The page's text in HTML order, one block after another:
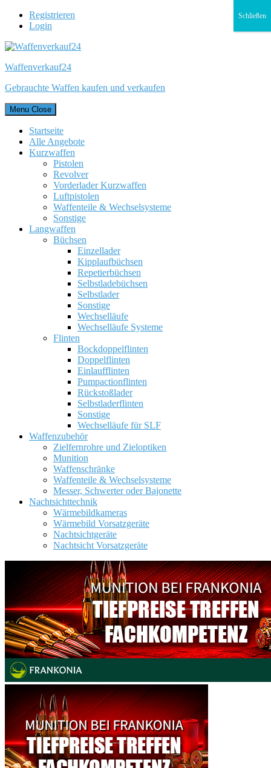
Registrieren
Login
Waffenverkauf24
Gebrauchte Waffen kaufen und verkaufen
Menu Close
Startseite
Alle Angebote
Kurzwaffen
Pistolen
Revolver
Vorderlader Kurzwaffen
Luftpistolen
Waffenteile & Wechselsysteme
Sonstige
Langwaffen
Büchsen
Einzellader
Kipplaufbüchsen
Repetierbüchsen
Selbstladebüchsen
Selbstlader
Sonstige
Wechselläufe
Wechselläufe Systeme
Flinten
Bockdoppelflinten
Doppelflinten
Einlaufflinten
Pumpactionflinten
Rückstoßlader
Selbstladerflinten
Sonstige
Wechselläufe für SLF
Waffenzubehör
Zielfernrohre und Zieloptiken
Munition
Waffenschränke
Waffenteile & Wechselsysteme
Messer, Schwerter oder Bajonette
Nachtsichttechnik
Wärmebildkameras
Wärmebild Vorsatzgeräte
Nachtsichtgeräte
Nachtsicht Vorsatzgeräte
Schließen